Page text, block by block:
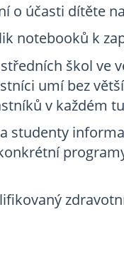
o účasti dítěte
notebooků k
škol ve
umí bez
v každém
studenty